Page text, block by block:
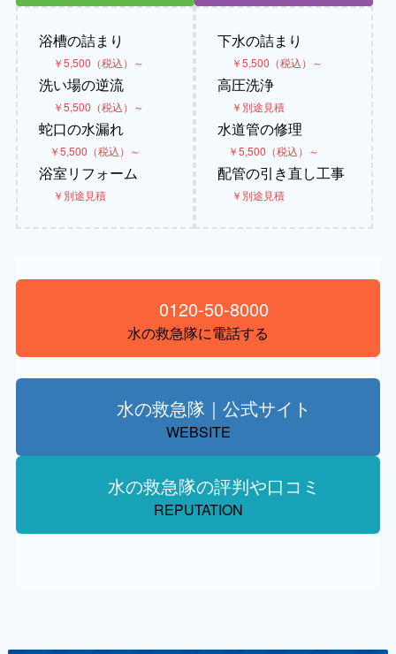
浴槽の詰まり
￥5,500（税込）～
洗い場の逆流
￥5,500（税込）～
蛇口の水漏れ
￥5,500（税込）～
浴室リフォーム
￥別途見積
下水の詰まり
￥5,500（税込）～
高圧洗浄
￥別途見積
水道管の修理
￥5,500（税込）～
配管の引き直し工事
￥別途見積
0120-50-8000
水の救急隊に電話する
水の救急隊｜公式サイト
WEBSITE
水の救急隊の評判や口コミ
REPUTATION